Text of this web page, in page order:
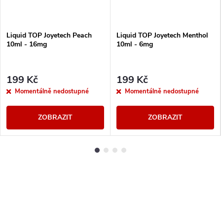
Liquid TOP Joyetech Peach
10ml - 16mg
199 Kč
Momentálně nedostupné
ZOBRAZIT
Liquid TOP Joyetech Menthol
10ml - 6mg
199 Kč
Momentálně nedostupné
ZOBRAZIT